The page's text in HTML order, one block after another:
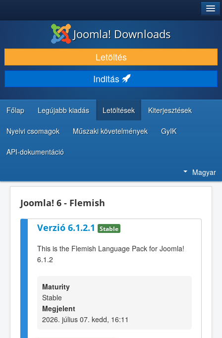
LETÖLTÉS ÉS KITERJESZTÉS
FEDEZZE FEL ÉS TANULJA MEG
KÖZÖSSÉG ÉS TÁMOGATÁS
FEJLESZTŐI ERŐFORRÁSOK
Joomla! Downloads
Letöltés
Inditás
Főlap Legújabb kiadás Letöltések Kiterjesztések
Nyelvi csomagok Műszaki követelmények GyIK
API-dokumentáció
Magyar
Joomla! 6 - Flemish
Verzió 6.1.2.1 Stable
This is the Flemish Language Pack for Joomla!
6.1.2
Maturity
Stable
Megjelent
2026. július 07. kedd, 16:11